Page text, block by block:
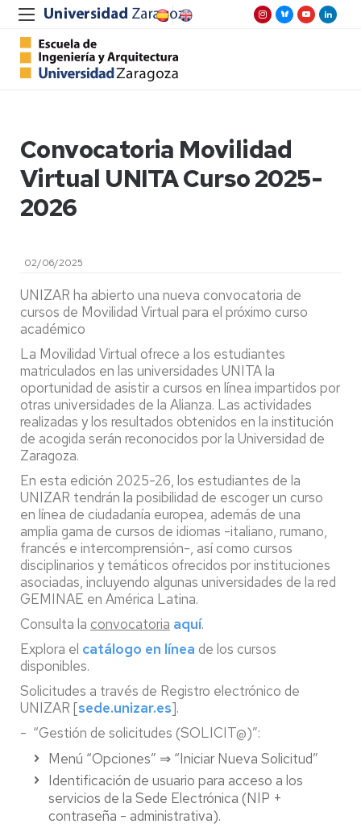
Convocatoria Movilidad
Virtual UNITA Curso 2025-
2026
02/06/2025
UNIZAR ha abierto una nueva convocatoria de
cursos de Movilidad Virtual para el próximo curso
académico
La Movilidad Virtual ofrece a los estudiantes
matriculados en las universidades UNITA la
oportunidad de asistir a cursos en línea impartidos por
otras universidades de la Alianza. Las actividades
realizadas y los resultados obtenidos en la institución
de acogida serán reconocidos por la Universidad de
Zaragoza.
En esta edición 2025-26, los estudiantes de la
UNIZAR tendrán la posibilidad de escoger un curso
en línea de ciudadanía europea, además de una
amplia gama de cursos de idiomas -italiano, rumano,
francés e intercomprensión-, así como cursos
disciplinarios y temáticos ofrecidos por instituciones
asociadas, incluyendo algunas universidades de la red
GEMINAE en América Latina.
Consulta la convocatoria aquí.
Explora el catálogo en línea de los cursos
disponibles.
Solicitudes a través de Registro electrónico de
UNIZAR [sede.unizar.es].
- “Gestión de solicitudes (SOLICIT@)”:
Menú “Opciones” ⇒ “Iniciar Nueva Solicitud”
Identificación de usuario para acceso a los
servicios de la Sede Electrónica (NIP +
contraseña - administrativa).